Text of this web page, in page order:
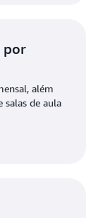
por
além
salas de aula